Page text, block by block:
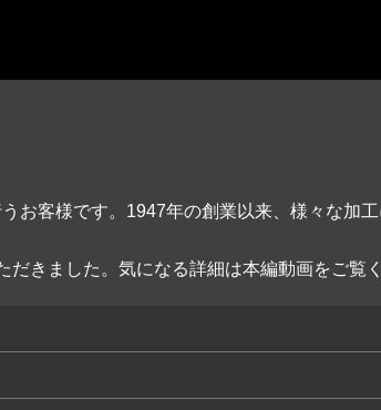
お客様です。1947年の創業以来、様々な加
きました。気になる詳細は本編動画をご覧